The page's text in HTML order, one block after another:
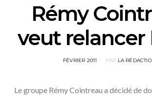
Rémy
veut relancer
POSTED
FÉVRIER 2011 PAR LA
Le groupe Rémy Cointreau a décidé de